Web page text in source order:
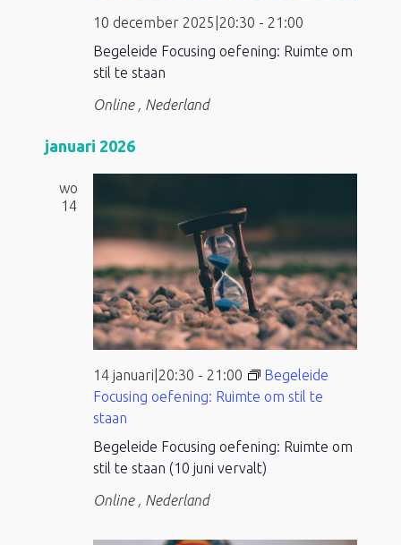
Begeleide Focusing oefening: Ruimte om
stil te staan
10 december 2025|20:30 - 21:00
Online , Nederland
januari 2026
wo
14
Begeleide Focusing oefening: Ruimte om
stil te staan (10 juni vervalt)
14 januari|20:30 - 21:00
Begeleide
Focusing oefening: Ruimte om stil te
staan
Online , Nederland